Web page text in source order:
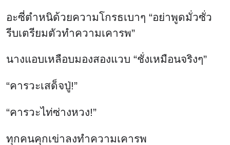
อะซี่ตำหนิด้วยความโกรธเบาๆ “อย่าพูดมั่วซั่ว
รีบเตรียมตัวทำความเคารพ”
นางแอบเหลือบมองสองแวบ “ชั่งเหมือนจริงๆ”
“คารวะเสด็จปู่!”
“คารวะไท่ซ่างหวง!”
ทุกคนคุกเข่าลงทำความเคารพ